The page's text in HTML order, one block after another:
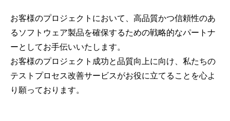
お客様のプロジェクトにおいて、高品質かつ信頼性のあ
るソフトウェア製品を確保するための戦略的なパートナ
ーとしてお手伝いいたします。
お客様のプロジェクト成功と品質向上に向け、私たちの
テストプロセス改善サービスがお役に立てることを心よ
り願っております。